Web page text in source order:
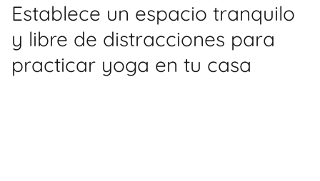
Establece un espacio tranquilo
y libre de distracciones para
practicar yoga en tu casa